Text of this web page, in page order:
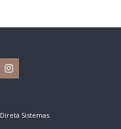
Direta Sistemas